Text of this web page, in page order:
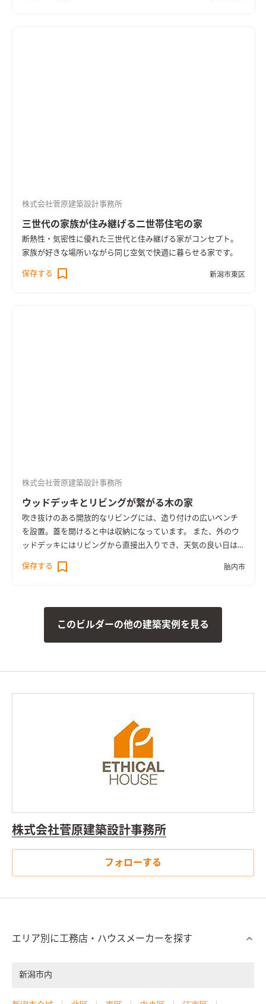
株式会社菅原建築設計事務所
三世代の家族が住み継げる二世帯住宅の家
断熱性・気密性に優れた三世代と住み継げる家がコンセプト。
家族が好きな場所いながら同じ空気で快適に暮らせる家です。
保存する 新潟市東区
株式会社菅原建築設計事務所
ウッドデッキとリビングが繋がる木の家
吹き抜けのある開放的なリビングには、造り付けの広いベンチ
を設置。蓋を開けると中は収納になっています。 また、外のウ
ッドデッキにはリビングから直接出入りでき、天気の良い日はア
保存する
胎内市
このビルダーの他の建築実例を見る
株式会社菅原建築設計事務所
フォローする
エリア別に工務店・ハウスメーカーを探す
新潟市内